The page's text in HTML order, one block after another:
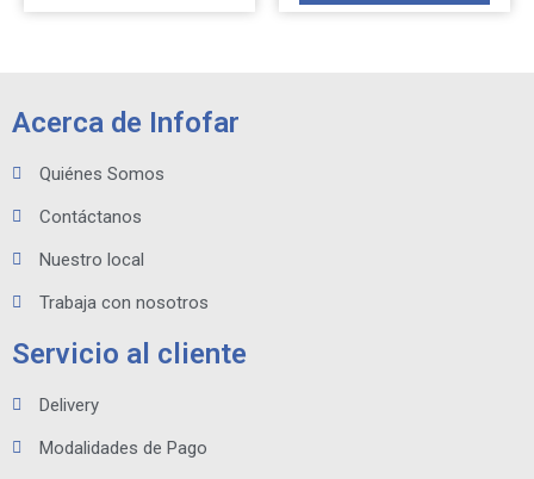
Acerca de Infofar
Quiénes Somos
Contáctanos
Nuestro local
Trabaja con nosotros
Servicio al cliente
Delivery
Modalidades de Pago